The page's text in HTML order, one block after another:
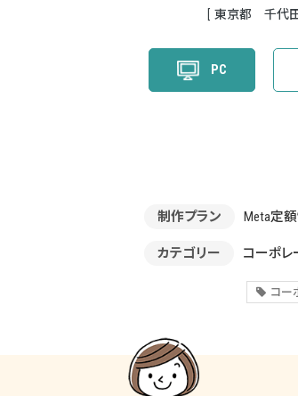
東京都 千代
PC
制作プラン Meta定
カテゴリー コーポレ
コー